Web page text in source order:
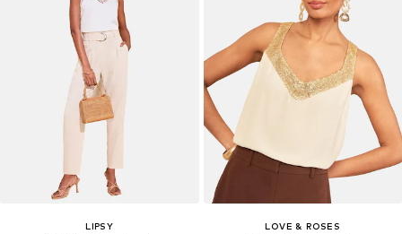
LIPSY
LOVE & ROSES